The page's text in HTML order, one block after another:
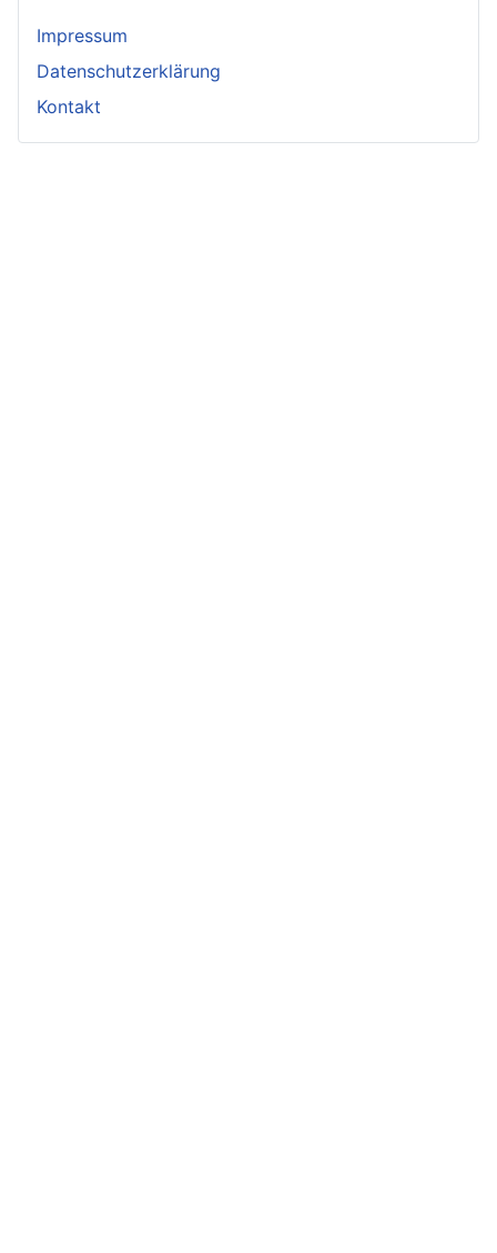
Impressum
Datenschutzerklärung
Kontakt